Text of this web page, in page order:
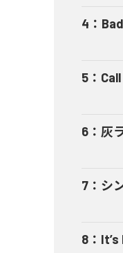
4 ：
5 ：
6 ： 灰
7 ： シ
8 ：